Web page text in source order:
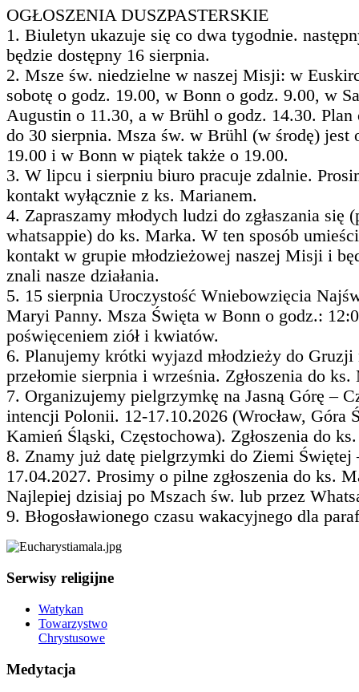
OGŁOSZENIA DUSZPASTERSKIE
1. Biuletyn ukazuje się co dwa tygodnie.
będzie dostępny 16 sierpnia.
2. Msze św. niedzielne w naszej Misji: w
sobotę o godz. 19.00, w Bonn o godz. 9.00, w
Augustin o 11.30, a w Brühl o godz. 14.30. Plan
do 30 sierpnia. Msza św. w Brühl (w środę) jest
19.00 i w Bonn w piątek także o 19.00.
3. W lipcu i sierpniu biuro pracuje zdalnie.
kontakt wyłącznie z ks. Marianem.
4. Zapraszamy młodych ludzi do zgłaszania się
whatsappie) do ks. Marka. W ten sposób
kontakt w grupie młodzieżowej naszej Misji i
znali nasze działania.
5. 15 sierpnia Uroczystość Wniebowzięcia
Maryi Panny. Msza Święta w Bonn o godz.:
poświęceniem ziół i kwiatów.
6. Planujemy krótki wyjazd młodzieży do Gruzji
przełomie sierpnia i września. Zgłoszenia do ks.
7. Organizujemy pielgrzymkę na Jasną Górę –
intencji Polonii. 12-17.10.2026 (Wrocław, Góra
Kamień Śląski, Częstochowa). Zgłoszenia do
8. Znamy już datę pielgrzymki do Ziemi Świętej
17.04.2027. Prosimy o pilne zgłoszenia do ks.
Najlepiej dzisiaj po Mszach św. lub przez
9. Błogosławionego czasu wakacyjnego dla
Serwisy religijne
Watykan
Towarzystwo
Chrystusowe
Medytacja